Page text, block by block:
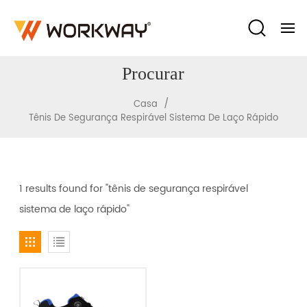
Procurar
Casa /
Tênis De Segurança Respirável Sistema De Laço Rápido
1 results found for "tênis de segurança respirável
sistema de laço rápido"